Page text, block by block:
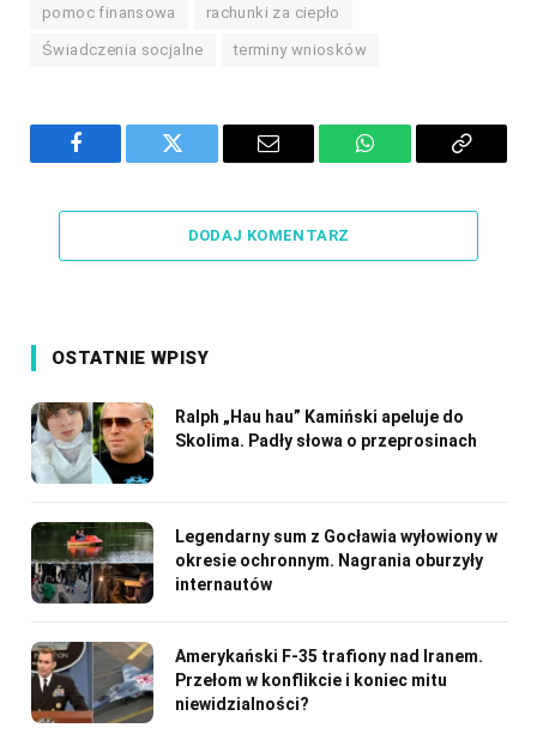
pomoc finansowa rachunki za ciepło
Świadczenia socjalne terminy wniosków
Facebook Twitter Email WhatsAppCopy
DODAJ KOMENTARZ
OSTATNIE WPISY
Ralph „Hau hau” Kamiński apeluje do
Skolima. Padły słowa o przeprosinach
Legendarny sum z Gocławia wyłowiony w
okresie ochronnym. Nagrania oburzyły
internautów
Amerykański F-35 trafiony nad Iranem.
Przełom w konflikcie i koniec mitu
niewidzialności?